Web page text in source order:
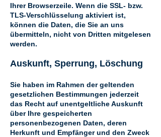
Ihrer Browserzeile. Wenn die SSL- bzw.
TLS-Verschlüsselung aktiviert ist,
können die Daten, die Sie an uns
übermitteln, nicht von Dritten mitgelesen
werden.
Auskunft, Sperrung, Löschung
Sie haben im Rahmen der geltenden
gesetzlichen Bestimmungen jederzeit
das Recht auf unentgeltliche Auskunft
über Ihre gespeicherten
personenbezogenen Daten, deren
Herkunft und Empfänger und den Zweck